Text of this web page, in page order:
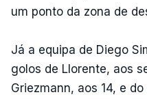
um ponto da zona de
Já a equipa de Diego
golos de Llorente, aos
Griezmann, aos 14, e